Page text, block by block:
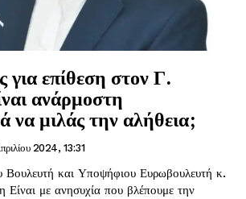
επίθεση στον Γ.
ανάρμοστη
να μιλάς την αλήθεια;
2024, 13:31
και Υποψήφιου Ευρωβουλευτή κ.